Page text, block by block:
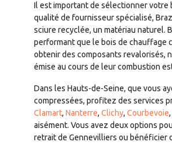
Il est important de sélectionner votre
qualité de fournisseur spécialisé,
sciure recyclée, un matériau naturel.
performant que le bois de chauffage
obtenir des composants revalorisés,
émise au cours de leur combustion
Dans les Hauts-de-Seine, que vous
compressées, profitez des services
Clamart, Nanterre, Clichy, Courbevoie,
aisément. Vous avez deux options
retrait de Gennevilliers ou bénéficier